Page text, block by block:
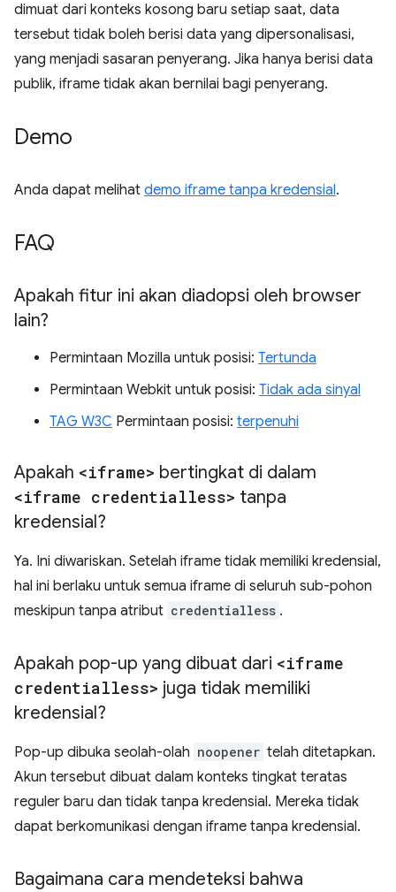
dimuat dari konteks kosong baru setiap saat, data
tersebut tidak boleh berisi data yang dipersonalisasi,
yang menjadi sasaran penyerang. Jika hanya berisi data
publik, iframe tidak akan bernilai bagi penyerang.
Demo
Anda dapat melihat demo iframe tanpa kredensial.
FAQ
Apakah fitur ini akan diadopsi oleh browser
lain?
Permintaan Mozilla untuk posisi: Tertunda
Permintaan Webkit untuk posisi: Tidak ada sinyal
TAG W3C Permintaan posisi: terpenuhi
Apakah <iframe> bertingkat di dalam
<iframe credentialless> tanpa
kredensial?
Ya. Ini diwariskan. Setelah iframe tidak memiliki kredensial,
hal ini berlaku untuk semua iframe di seluruh sub-pohon
meskipun tanpa atribut credentialless .
Apakah pop-up yang dibuat dari <iframe
credentialless> juga tidak memiliki
kredensial?
Pop-up dibuka seolah-olah noopener telah ditetapkan.
Akun tersebut dibuat dalam konteks tingkat teratas
reguler baru dan tidak tanpa kredensial. Mereka tidak
dapat berkomunikasi dengan iframe tanpa kredensial.
Bagaimana cara mendeteksi bahwa